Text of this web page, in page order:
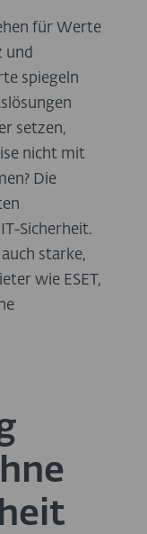
für Werte
und
spiegeln
setzen,
nicht mit
Die
Sicherheit.
starke,
wie ESET,